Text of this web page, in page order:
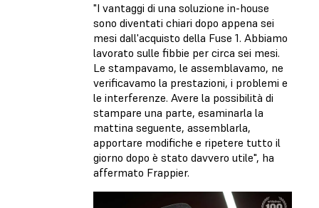
"I vantaggi di una soluzione in-house
sono diventati chiari dopo appena sei
mesi dall'acquisto della Fuse 1. Abbiamo
lavorato sulle fibbie per circa sei mesi.
Le stampavamo, le assemblavamo, ne
verificavamo la prestazioni, i problemi e
le interferenze. Avere la possibilità di
stampare una parte, esaminarla la
mattina seguente, assemblarla,
apportare modifiche e ripetere tutto il
giorno dopo è stato davvero utile", ha
affermato Frappier.